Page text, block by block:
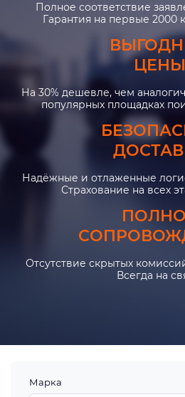
Полное соответствие
Гарантия на первые 2000
ЦЕНЫ
На 30% дешевле, чем
популярных площадках
Надёжные и отлаженные
Страхование на всех
Отсутствие скрытых
Всегда на
Марка